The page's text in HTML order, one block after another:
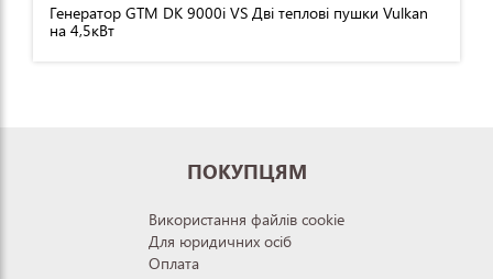
Генератор GTM DK 9000i VS Дві теплові пушки Vulkan
на 4,5кВт
ПОКУПЦЯМ
Використання файлів cookie
Для юридичних осіб
Оплата